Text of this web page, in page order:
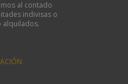
al contado
indivisas o
alquilados.